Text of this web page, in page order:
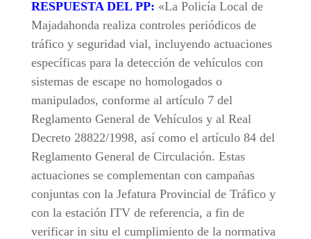
RESPUESTA DEL PP: «La Policía Local de
Majadahonda realiza controles periódicos de
tráfico y seguridad vial, incluyendo actuaciones
específicas para la detección de vehículos con
sistemas de escape no homologados o
manipulados, conforme al artículo 7 del
Reglamento General de Vehículos y al Real
Decreto 28822/1998, así como el artículo 84 del
Reglamento General de Circulación. Estas
actuaciones se complementan con campañas
conjuntas con la Jefatura Provincial de Tráfico y
con la estación ITV de referencia, a fin de
verificar in situ el cumplimiento de la normativa